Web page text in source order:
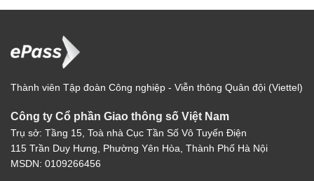
Thành viên Tập đoàn Công nghiệp - Viễn thông Quân đội (Viettel)
Công ty Cổ phần Giao thông số Việt Nam
Trụ sở: Tầng 15, Toà nhà Cục Tần Số Vô Tuyến Điện
115 Trần Duy Hưng, Phường Yên Hòa, Thành Phố Hà Nội
MSDN: 0109266456